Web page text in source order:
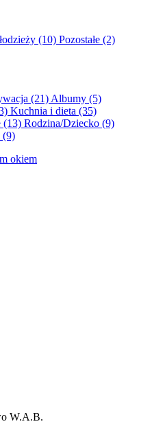
(10) Pozostałe (2)
(21) Albumy (5)
Kuchnia i dieta (35)
(13) Rodzina/Dziecko (9)
(9)